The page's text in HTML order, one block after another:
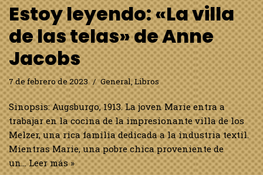
Estoy leyendo: «La villa
de las telas» de Anne
Jacobs
7 de febrero de 2023 General,Libros
Sinopsis: Augsburgo, 1913. La joven Marie entra a
trabajar en la cocina de la impresionante villa de los
Melzer, una rica familia dedicada a la industria textil.
Mientras Marie, una pobre chica proveniente de
un…Leer más »